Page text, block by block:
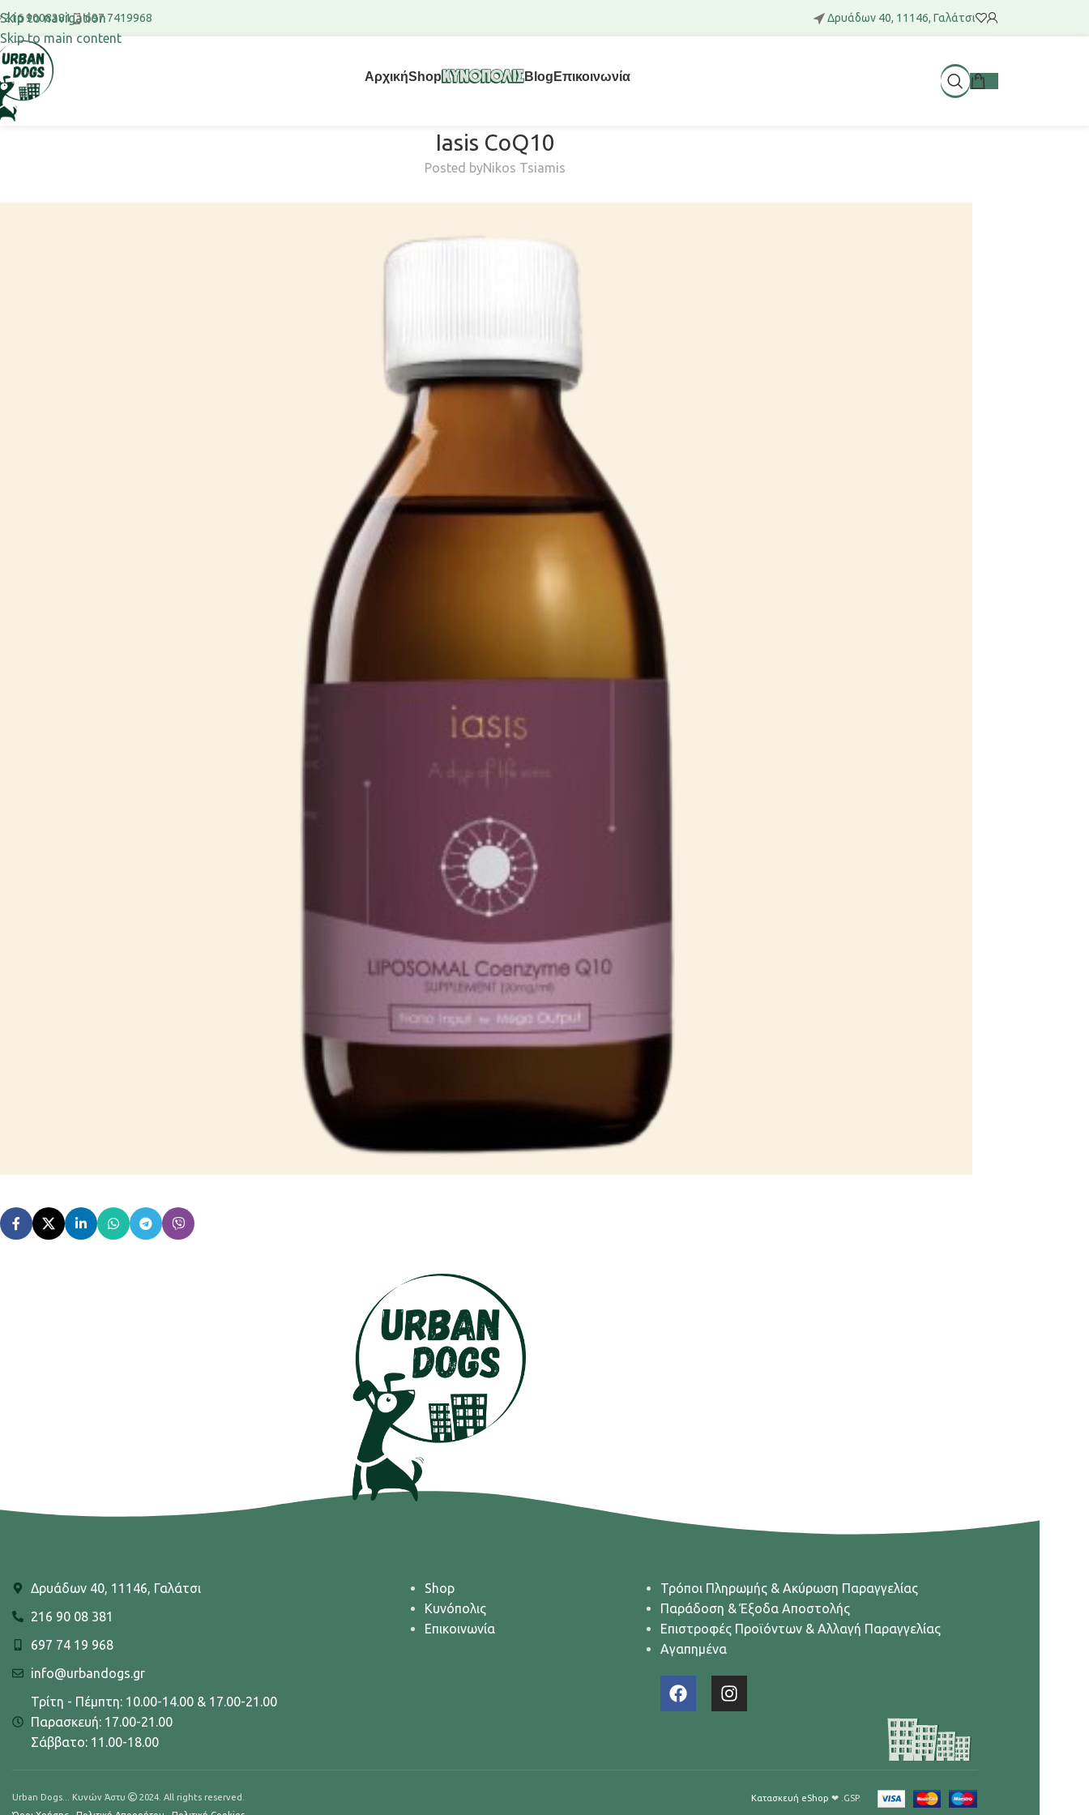
Skip to navigation
Skip to main content
216 9008381 697 7419968 Δρυάδων 40, 11146, Γαλάτσι
ΑρχικήShop Blog Επικοινωνία
Iasis CoQ10
Posted byNikos Tsiamis
Δρυάδων 40, 11146, Γαλάτσι
216 90 08 381
697 74 19 968
info@urbandogs.gr
Τρίτη - Πέμπτη: 10.00-14.00 & 17.00-21.00
Παρασκευή: 17.00-21.00
Σάββατο: 11.00-18.00
Shop
Κυνόπολις
Επικοινωνία
Τρόποι Πληρωμής & Ακύρωση Παραγγελίας
Παράδοση & Έξοδα Αποστολής
Επιστροφές Προϊόντων & Αλλαγή Παραγγελίας
Αγαπημένα
Urban Dogs... Κυνών Άστυ
2024. All rights reserved.
Κατασκευή eShop ❤ .GSP.